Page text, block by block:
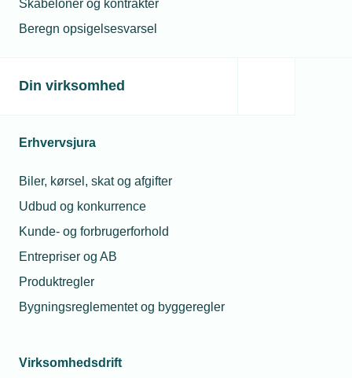
Skabeloner og kontrakter
Beregn opsigelsesvarsel
Din virksomhed
Erhvervsjura
Biler, kørsel, skat og afgifter
Udbud og konkurrence
Kunde- og forbrugerforhold
Entrepriser og AB
Produktregler
Bygningsreglementet og byggeregler
Virksomhedsdrift
Læs mere om samme emne:
12. mar. 2020
To beslagsmede gik i isolation
12. mar. 2020